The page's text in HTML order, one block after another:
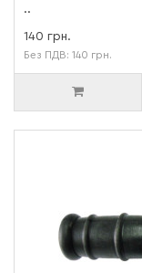
..
140 грн.
Без ПДВ: 140 грн.